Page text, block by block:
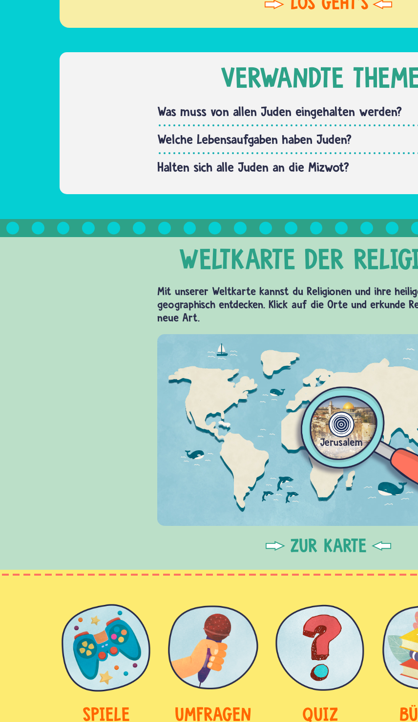
VERWANDTE
Was muss von allen Juden eingehalten werden?
Welche Lebensaufgaben haben Juden?
Halten sich alle Juden an die Mizwot?
Mit unserer Weltkarte kannst du Religionen und ihre
geographisch entdecken. Klick auf die Orte und erkunde
neue Art.
ZUR KARTE
SPIELE UMFRAGEN QUIZ